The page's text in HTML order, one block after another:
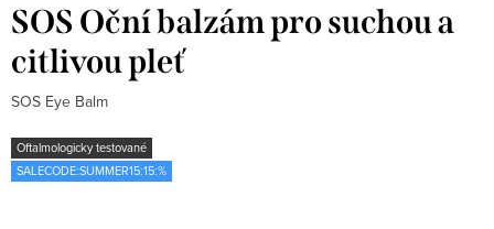
SOS Oční balzám pro suchou a
citlivou pleť
SOS Eye Balm
Oftalmologicky testované
SALECODE:SUMMER15:15:%